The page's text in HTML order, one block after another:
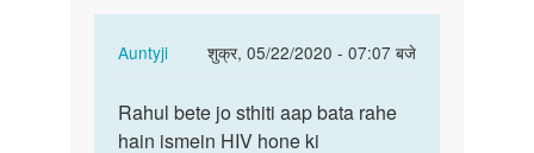
Auntyji
शुक्र, 05/22/2020 - 07:07 बजे
In
to
Medam
Rahul
bete
Rahul bete jo sthiti aap bata rahe
hain ismein HIV hone ki